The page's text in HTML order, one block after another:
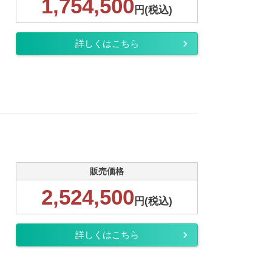
1,754,500 円(税込)
詳しくはこちら
販売価格
2,524,500 円(税込)
詳しくはこちら